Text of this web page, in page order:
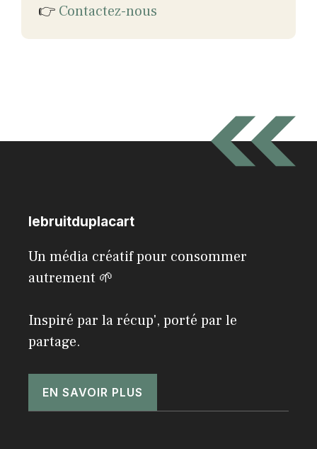
👉 Contactez-nous
lebruitduplacart
Un média créatif pour consommer
autrement 🌱
Inspiré par la récup', porté par le
partage.
EN SAVOIR PLUS